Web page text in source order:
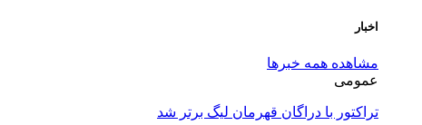
اخبار
مشاهده همه خبرها
عمومی
تراکتور با دراگان قهرمان لیگ برتر شد